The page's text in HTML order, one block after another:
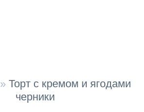
»Торт с кремом и ягодами
черники